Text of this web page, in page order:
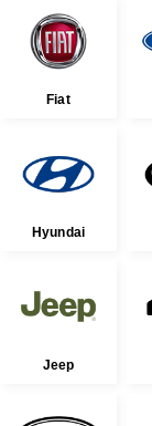
Fiat
Hyundai
Jeep